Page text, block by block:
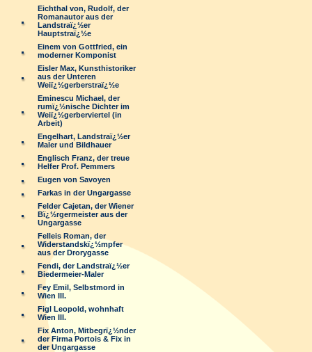
Eichthal von, Rudolf, der
Romanautor aus der
Landstraï¿½er
Hauptstraï¿½e
Einem von Gottfried, ein
moderner Komponist
Eisler Max, Kunsthistoriker
aus der Unteren
Weiï¿½gerberstraï¿½e
Eminescu Michael, der
rumï¿½nische Dichter im
Weiï¿½gerberviertel (in
Arbeit)
Engelhart, Landstraï¿½er
Maler und Bildhauer
Englisch Franz, der treue
Helfer Prof. Pemmers
Eugen von Savoyen
Farkas in der Ungargasse
Felder Cajetan, der Wiener
Bï¿½rgermeister aus der
Ungargasse
Felleis Roman, der
Widerstandskï¿½mpfer
aus der Drorygasse
Fendi, der Landstraï¿½er
Biedermeier-Maler
Fey Emil, Selbstmord in
Wien III.
Figl Leopold, wohnhaft
Wien III.
Fix Anton, Mitbegrï¿½nder
der Firma Portois & Fix in
der Ungargasse